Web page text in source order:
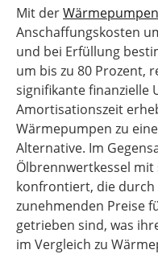
Mit der
Anschaffungskosten
und bei Erfüllung
um bis zu 80 Prozent,
signifikante finanzielle
Amortisationszeit
Wärmepumpen zu
Alternative. Im
Ölbrennwertkessel
konfrontiert, die durch
zunehmenden Preise
getrieben sind, was
im Vergleich zu